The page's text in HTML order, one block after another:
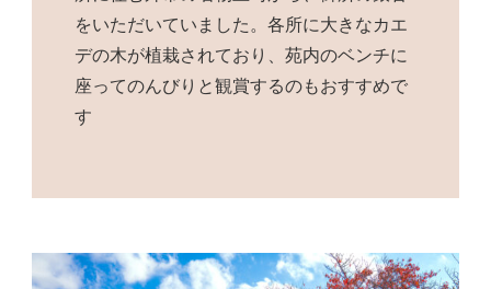
をいただいていました。各所に大きなカエ
デの木が植栽されており、苑内のベンチに
座ってのんびりと観賞するのもおすすめで
す